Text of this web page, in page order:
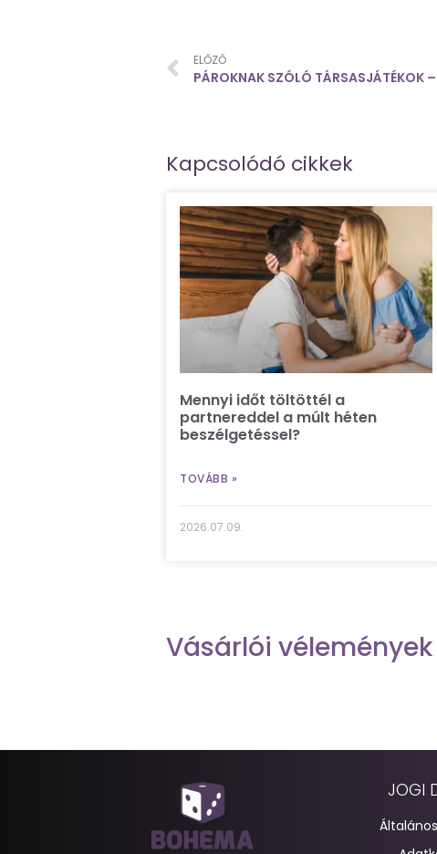
ELŐZŐ
Kapcsolódó cikkek
Mennyi időt töltöttél a
partnereddel a múlt héten
beszélgetéssel?
TOVÁBB »
2026.07.09.
Vásárlói vélemények
JOGI